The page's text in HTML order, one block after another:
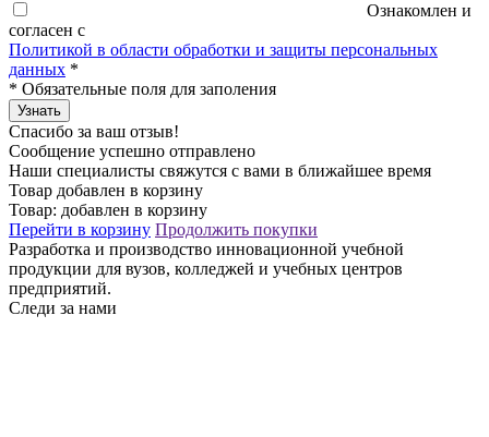
Ознакомлен и
согласен с
Политикой в области обработки и защиты персональных
данных *
* Обязательные поля для заполения
Узнать
Спасибо за ваш отзыв!
Сообщение успешно отправлено
Наши специалисты свяжутся с вами в ближайшее время
Товар добавлен в корзину
Товар: добавлен в корзину
Перейти в корзину Продолжить покупки
Разработка и производство инновационной учебной
продукции для вузов, колледжей и учебных центров
предприятий.
Следи за нами